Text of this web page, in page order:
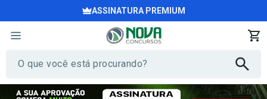
ASSINATURA PREMIUM